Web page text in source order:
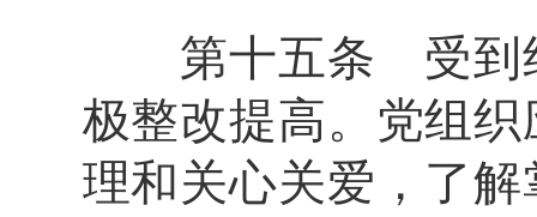
第十五条 受到组
极整改提高。党组
理和关心关爱，了